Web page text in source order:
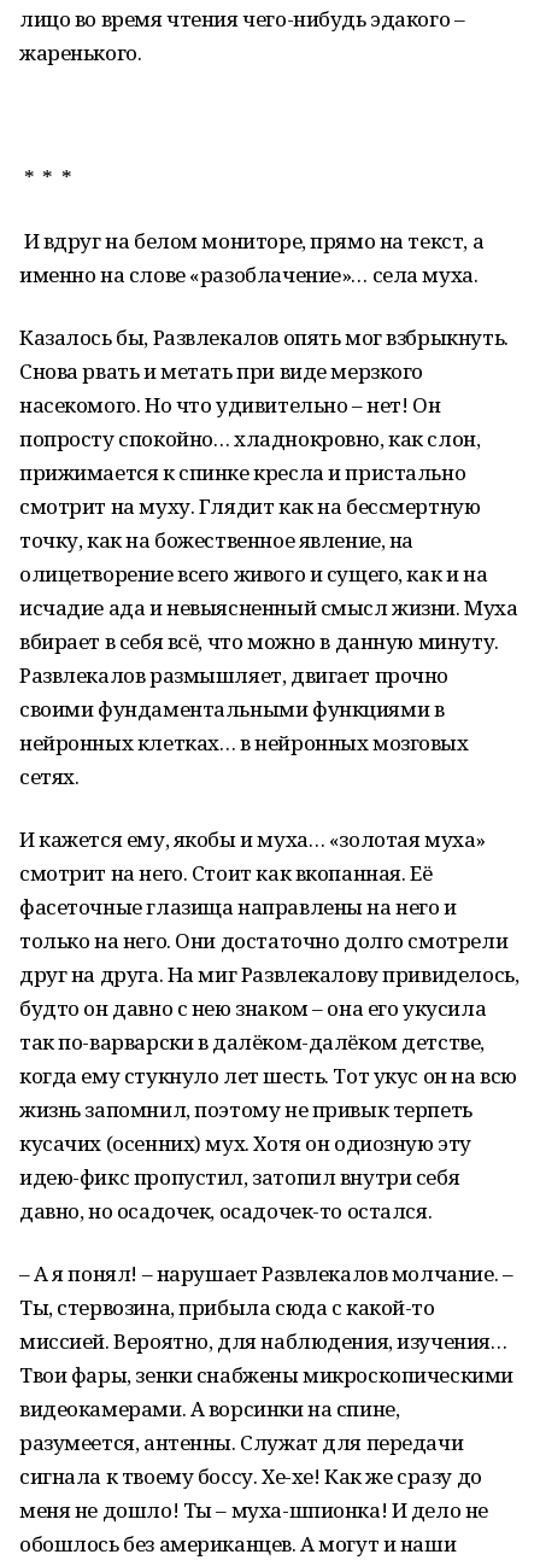
лицо во время чтения чего-нибудь эдакого –
жаренького.
* * *
И вдруг на белом мониторе, прямо на текст, а
именно на слове «разоблачение»… села муха.
Казалось бы, Развлекалов опять мог взбрыкнуть.
Снова рвать и метать при виде мерзкого
насекомого. Но что удивительно – нет! Он
попросту спокойно… хладнокровно, как слон,
прижимается к спинке кресла и пристально
смотрит на муху. Глядит как на бессмертную
точку, как на божественное явление, на
олицетворение всего живого и сущего, как и на
исчадие ада и невыясненный смысл жизни. Муха
вбирает в себя всё, что можно в данную минуту.
Развлекалов размышляет, двигает прочно
своими фундаментальными функциями в
нейронных клетках… в нейронных мозговых
сетях.
И кажется ему, якобы и муха… «золотая муха»
смотрит на него. Стоит как вкопанная. Её
фасеточные глазища направлены на него и
только на него. Они достаточно долго смотрели
друг на друга. На миг Развлекалову привиделось,
будто он давно с нею знаком – она его укусила
так по-варварски в далёком-далёком детстве,
когда ему стукнуло лет шесть. Тот укус он на всю
жизнь запомнил, поэтому не привык терпеть
кусачих (осенних) мух. Хотя он одиозную эту
идею-фикс пропустил, затопил внутри себя
давно, но осадочек, осадочек-то остался.
– А я понял! – нарушает Развлекалов молчание. –
Ты, стервозина, прибыла сюда с какой-то
миссией. Вероятно, для наблюдения, изучения…
Твои фары, зенки снабжены микроскопическими
видеокамерами. А ворсинки на спине,
разумеется, антенны. Служат для передачи
сигнала к твоему боссу. Хе-хе! Как же сразу до
меня не дошло! Ты – муха-шпионка! И дело не
обошлось без американцев. А могут и наши